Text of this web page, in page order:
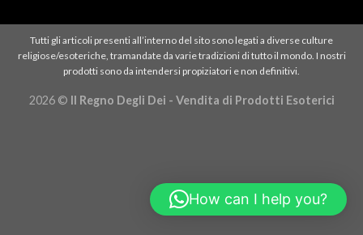
Tutti gli articoli presenti all’interno del sito sono legati a diverse culture
religiose/esoteriche, tramandate da varie tradizioni di tutto il mondo. I nostri
prodotti sono da intendersi propiziatori e non definitivi.
2026 © Il Regno Degli Dei - Vendita di Prodotti Esoterici
How can I help you?